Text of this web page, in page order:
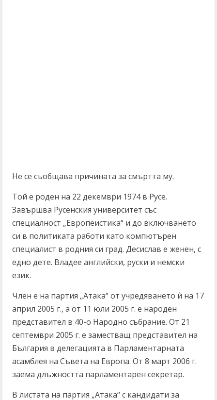
Не се съобщава причината за смъртта му.
Той е роден на 22 декември 1974 в Русе.
Завършва Русенския университет със
специалност „Европеистика“ и до включването
си в политиката работи като компютърен
специалист в родния си град. Десислав е женен, с
едно дете. Владее английски, руски и немски
език.
Член е на партия „Атака“ от учредяването ѝ на 17
април 2005 г., а от 11 юли 2005 г. е народен
представител в 40-о Народно събрание. От 21
септември 2005 г. е заместващ представител на
България в делегацията в Парламентарната
асамблея на Съвета на Европа. От 8 март 2006 г.
заема длъжността парламентарен секретар.
В листата на партия „Атака“ с кандидати за